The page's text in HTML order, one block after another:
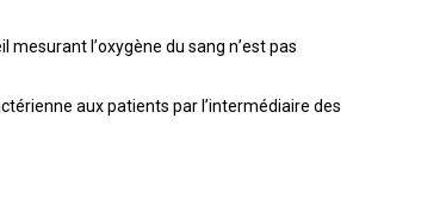
mesurant l’oxygène du sang n’est pas
aux patients par l’intermédiaire des